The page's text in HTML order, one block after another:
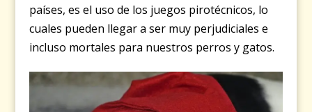
países, es el uso de los juegos pirotécnicos, lo
cuales pueden llegar a ser muy perjudiciales e
incluso mortales para nuestros perros y gatos.